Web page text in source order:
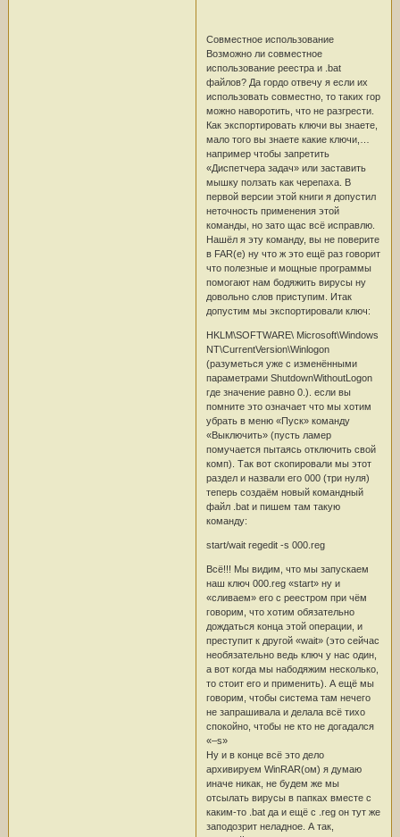
Совместное использование
Возможно ли совместное
использование реестра и .bat
файлов? Да гордо отвечу я если их
использовать совместно, то таких гор
можно наворотить, что не разгрести.
Как экспортировать ключи вы знаете,
мало того вы знаете какие ключи,…
например чтобы запретить
«Диспетчера задач» или заставить
мышку ползать как черепаха. В
первой версии этой книги я допустил
неточность применения этой
команды, но зато щас всё исправлю.
Нашёл я эту команду, вы не поверите
в FAR(е) ну что ж это ещё раз говорит
что полезные и мощные программы
помогают нам бодяжить вирусы ну
довольно слов приступим. Итак
допустим мы экспортировали ключ:
HKLM\SOFTWARE\ Microsoft\Windows
NT\CurrentVersion\Winlogon
(разуметься уже с изменёнными
параметрами ShutdownWithoutLogon
где значение равно 0.). если вы
помните это означает что мы хотим
убрать в меню «Пуск» команду
«Выключить» (пусть ламер
помучается пытаясь отключить свой
комп). Так вот скопировали мы этот
раздел и назвали его 000 (три нуля)
теперь создаём новый командный
файл .bat и пишем там такую
команду:
start/wait regedit -s 000.reg
Всё!!! Мы видим, что мы запускаем
наш ключ 000.reg «start» ну и
«сливаем» его с реестром при чём
говорим, что хотим обязательно
дождаться конца этой операции, и
преступит к другой «wait» (это сейчас
необязательно ведь ключ у нас один,
а вот когда мы набодяжим несколько,
то стоит его и применить). А ещё мы
говорим, чтобы система там нечего
не запрашивала и делала всё тихо
спокойно, чтобы не кто не догадался
«–s»
Ну и в конце всё это дело
архивируем WinRAR(ом) я думаю
иначе никак, не будем же мы
отсылать вирусы в папках вместе с
каким-то .bat да и ещё с .reg он тут же
заподозрит неладное. А так,